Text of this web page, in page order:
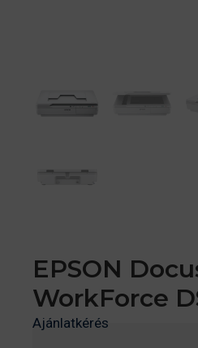
EPSON
WorkForce
Ajánlatkérés